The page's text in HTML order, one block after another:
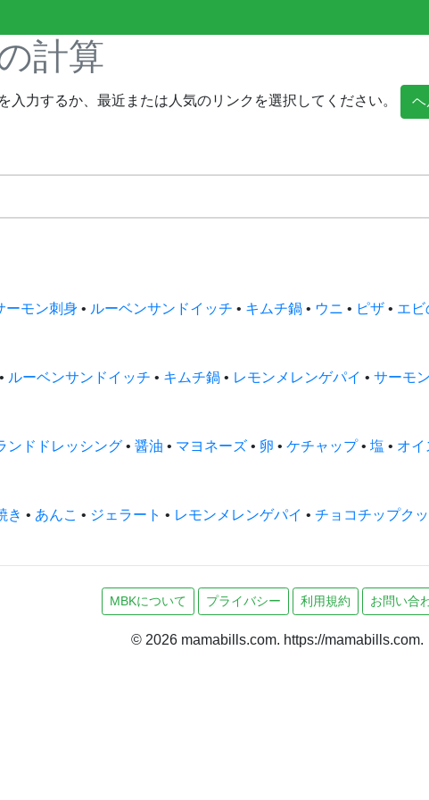
計算
入力するか、最近または人気のリンクを選択してください。 ヘ
ーモン刺身 • ルーベンサンドイッチ • キムチ鍋 • ウニ • ピザ • エビ
• ルーベンサンドイッチ • キムチ鍋 • レモンメレンゲパイ • サーモ
ンドドレッシング • 醤油 • マヨネーズ • 卵 • ケチャップ• 塩 • オイ
き • あんこ • ジェラート • レモンメレンゲパイ • チョコチップク
MBKについて プライバシー 利用規約 お問い合
© 2026 mamabills.com. https://mamabills.com.